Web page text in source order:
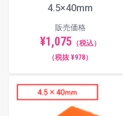
4.5×40mm
販売価格
¥1,075 （税込）
（税抜 ¥978）